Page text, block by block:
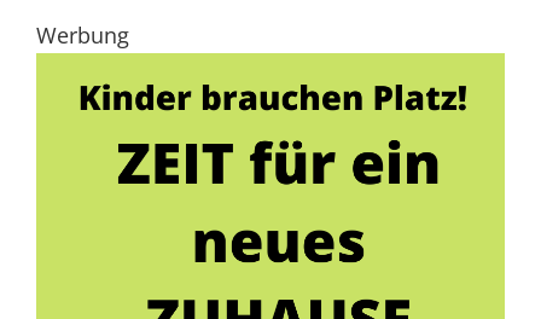
Werbung